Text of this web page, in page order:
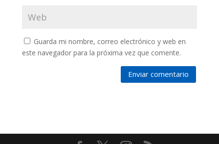
Guarda mi nombre, correo electrónico y web en
este navegador para la próxima vez que comente.